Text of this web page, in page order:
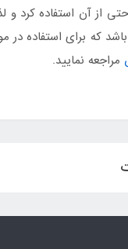
از آن استفاده کرد
برای استفاده در موقعیت
مراجعه نمایید.